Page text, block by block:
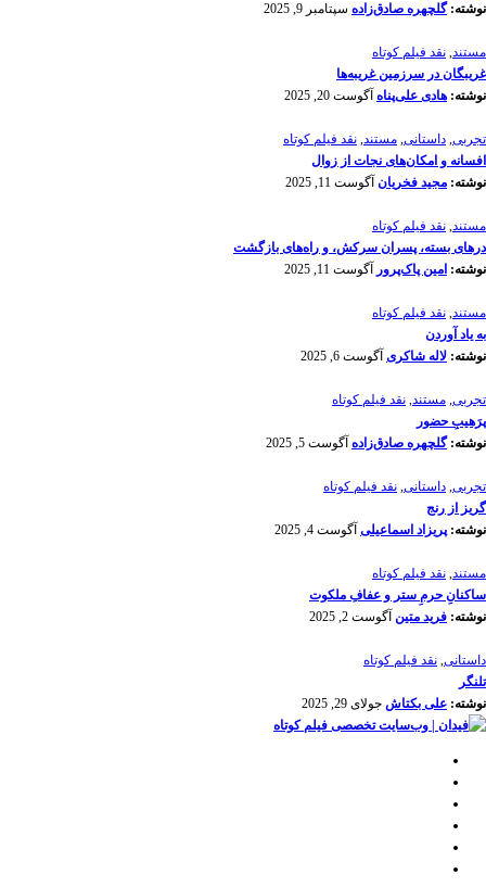
نوشته:گلچهره صادق‌زاده سپتامبر 9, 2025
مستند, نقد فیلم کوتاه
غریبگان در سرزمین غریبه‌ها
نوشته: هادی علی‌پناه آگوست 20, 2025
تجربی, داستانی, مستند, نقد فیلم کوتاه
افسانه‌ و امکان‌های نجات از زوال
نوشته: مجید فخریان آگوست 11, 2025
مستند, نقد فیلم کوتاه
درهای بسته، پسران سرکش، و راه‌های بازگشت
نوشته: امین پاک‌پرور آگوست 11, 2025
مستند, نقد فیلم کوتاه
به یاد آوردن
نوشته: لاله شاکری آگوست 6, 2025
تجربی, مستند, نقد فیلم کوتاه
پرَهیب‌ِ حضور
نوشته:گلچهره صادق‌زاده آگوست 5, 2025
تجربی, داستانی, نقد فیلم کوتاه
گریز از رنج
نوشته:پریزاد اسماعیلی آگوست 4, 2025
مستند, نقد فیلم کوتاه
ساکنانِ حرمِ ستر و عفافِ ملکوت
نوشته: فرید متین آگوست 2, 2025
داستانی, نقد فیلم کوتاه
تلنگر
نوشته: علی بکتاش جولای 29, 2025